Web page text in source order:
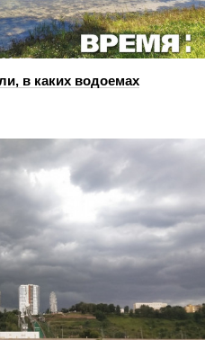
в каких водоемах